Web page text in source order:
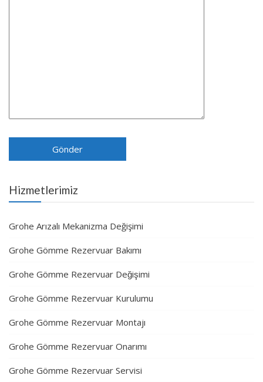
Hizmetlerimiz
Grohe Arızalı Mekanizma Değişimi
Grohe Gömme Rezervuar Bakımı
Grohe Gömme Rezervuar Değişimi
Grohe Gömme Rezervuar Kurulumu
Grohe Gömme Rezervuar Montajı
Grohe Gömme Rezervuar Onarımı
Grohe Gömme Rezervuar Servisi